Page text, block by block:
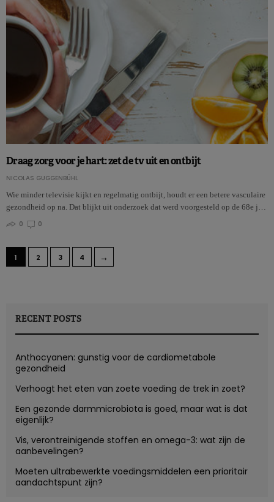
Draag zorg voor je hart: zet de tv uit en ontbijt
NICOLAS GUGGENBÜHL
Wie minder televisie kijkt en regelmatig ontbijt, houdt er een betere vasculaire
gezondheid op na. Dat blijkt uit onderzoek dat werd voorgesteld op de 68e j…
0
0
1 2 3 4 →
RECENT POSTS
Anthocyanen: gunstig voor de cardiometabole
gezondheid
Verhoogt het eten van zoete voeding de trek in zoet?
Een gezonde darmmicrobiota is goed, maar wat is dat
eigenlijk?
Vis, verontreinigende stoffen en omega-3: wat zijn de
aanbevelingen?
Moeten ultrabewerkte voedingsmiddelen een prioritair
aandachtspunt zijn?